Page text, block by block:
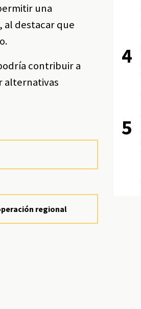
una
al destacar que
contribuir a
alternativas
regional